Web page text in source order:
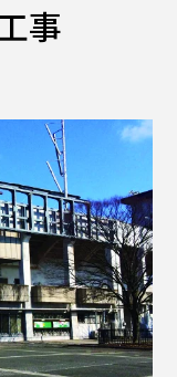
事